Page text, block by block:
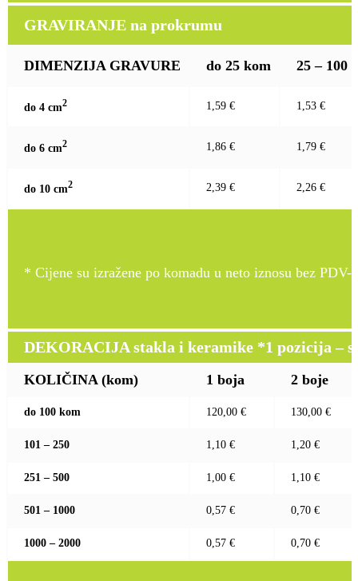
GRAVIRANJE na prokrumu
DIMENZIJA GRAVURE do 25 kom 25 – 100
do 4 cm2 1,59 € 1,53 €
do 6 cm2 1,86 € 1,79 €
do 10 cm2 2,39 € 2,26 €
* Cijene su izražene po komadu u neto iznosu bez PDV-
DEKORACIJA stakla i keramike *1 pozicija –
KOLIČINA (kom) 1 boja 2 boje
do 100 kom 120,00 € 130,00 €
101 – 250 1,10 € 1,20 €
251 – 500 1,00 € 1,10 €
501 – 1000 0,57 € 0,70 €
1000 – 2000 0,57 € 0,70 €